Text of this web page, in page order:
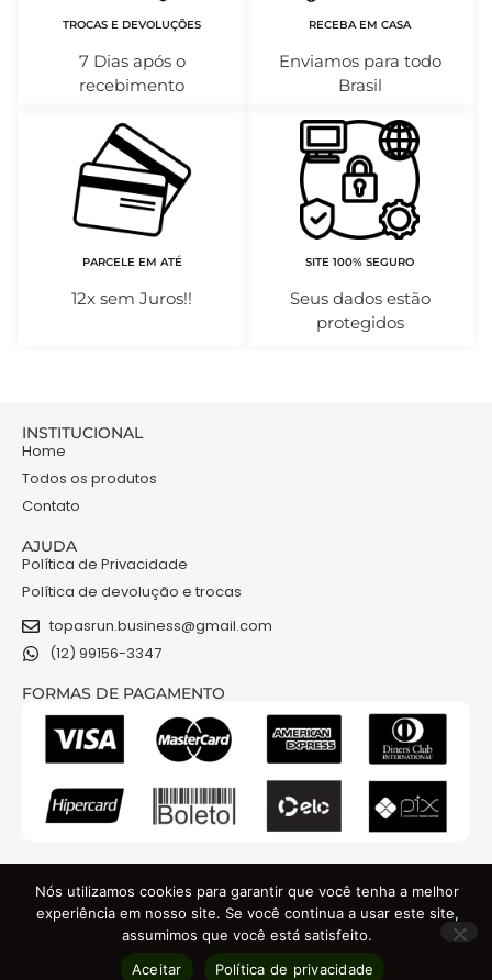
TROCAS E DEVOLUÇÕES
7 Dias após o
recebimento
RECEBA EM CASA
Enviamos para todo
Brasil
PARCELE EM ATÉ
12x sem Juros!!
SITE 100% SEGURO
Seus dados estão
protegidos
INSTITUCIONAL
Home
Todos os produtos
Contato
AJUDA
Política de Privacidade
Política de devolução e trocas
topasrun.business@gmail.com
(12) 99156-3347
FORMAS DE PAGAMENTO
Nós utilizamos cookies para garantir que você tenha a melhor
experiência em nosso site. Se você continua a usar este site,
assumimos que você está satisfeito.
Aceitar
Política de privacidade